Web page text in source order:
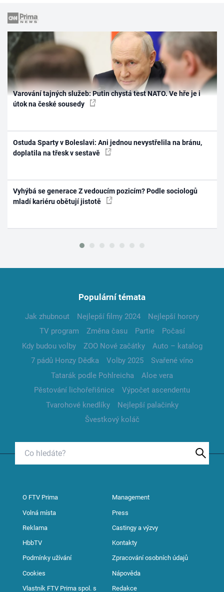
Varování tajných služeb: Putin chystá test NATO. Ve hře je i
útok na české sousedy
Ostuda Sparty v Boleslavi: Ani jednou nevystřelila na bránu,
doplatila na třesk v sestavě
Vyhýbá se generace Z vedoucím pozicím? Podle sociologů
mladí kariéru obětují jistotě
Populární témata
Jak zhubnout Nejlepší filmy 2024
Nejlepší horory
TV program
Změna času Partie
Počasí
Kdy budou volby
ZOO Nové začátky
Auto – katalog
7 pádů Honzy Dědka
Volby 2025
Svařené víno
Tatarák podle Pohlreicha
Aloe vera
Pěstování lichořeřišnice
Výpočet ascendentu
Tvarohové knedlíky
Nejlepší palačinky
Švestkový koláč
O FTV Prima Management
Volná místa Press
Reklama Castingy a výzvy
HbbTV Kontakty
Podmínky užívání Zpracování osobních údajů
Cookies Nápověda
Vlastník FTV Prima spol. s Redakce